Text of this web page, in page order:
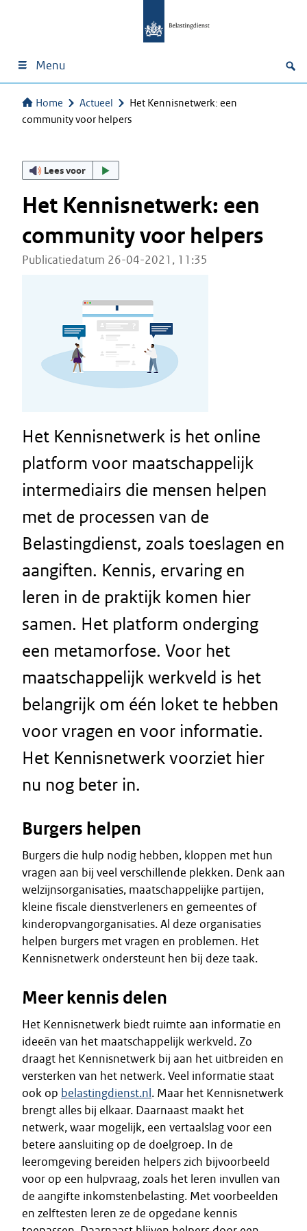
Menu
Home Actueel
Het Kennisnetwerk: een
community voor helpers
Lees voor
Het Kennisnetwerk: een
community voor helpers
Publicatiedatum 26-04-2021, 11:35
Het Kennisnetwerk is het online
platform voor maatschappelijk
intermediairs die mensen helpen
met de processen van de
Belastingdienst, zoals toeslagen en
aangiften. Kennis, ervaring en
leren in de praktijk komen hier
samen. Het platform onderging
een metamorfose. Voor het
maatschappelijk werkveld is het
belangrijk om één loket te hebben
voor vragen en voor informatie.
Het Kennisnetwerk voorziet hier
nu nog beter in.
Burgers helpen
Burgers die hulp nodig hebben, kloppen met hun
vragen aan bij veel verschillende plekken. Denk aan
welzijnsorganisaties, maatschappelijke partijen,
kleine fiscale dienstverleners en gemeentes of
kinderopvangorganisaties. Al deze organisaties
helpen burgers met vragen en problemen. Het
Kennisnetwerk ondersteunt hen bij deze taak.
Meer kennis delen
Het Kennisnetwerk biedt ruimte aan informatie en
ideeën van het maatschappelijk werkveld. Zo
draagt het Kennisnetwerk bij aan het uitbreiden en
versterken van het netwerk. Veel informatie staat
ook op belastingdienst.nl . Maar het Kennisnetwerk
brengt alles bij elkaar. Daarnaast maakt het
netwerk, waar mogelijk, een vertaalslag voor een
betere aansluiting op de doelgroep. In de
leeromgeving bereiden helpers zich bijvoorbeeld
voor op een hulpvraag, zoals het leren invullen van
de aangifte inkomstenbelasting. Met voorbeelden
en zelftesten leren ze de opgedane kennis